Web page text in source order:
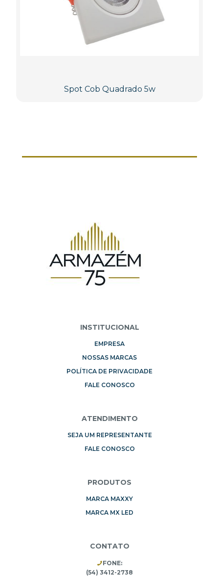
Spot Cob Quadrado 5w
INSTITUCIONAL
EMPRESA
NOSSAS MARCAS
POLÍTICA DE PRIVACIDADE
FALE CONOSCO
ATENDIMENTO
SEJA UM REPRESENTANTE
FALE CONOSCO
PRODUTOS
MARCA MAXXY
MARCA MX LED
CONTATO
FONE:
(54) 3412-2738